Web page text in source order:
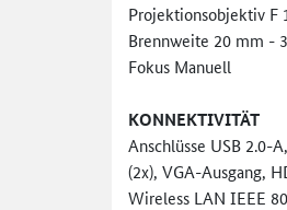
Projektionsobjektiv F
Brennweite 20 mm -
Fokus Manuell
KONNEKTIVITÄT
Anschlüsse USB 2.0-
(2x), VGA-Ausgang,
Wireless LAN IEEE